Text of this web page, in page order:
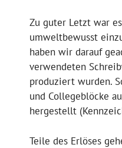
Zu guter Letzt war
umweltbewusst
haben wir darauf
verwendeten
produziert wurden.
und Collegeblöcke
hergestellt
Teile des Erlöses